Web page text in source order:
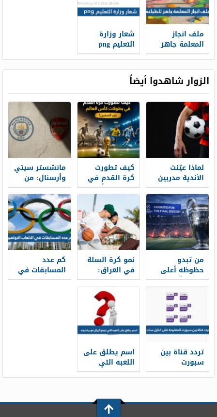
ملف انجاز
المعلمة جاهز
للطباعه 1448
شعار وزارة
التعليم png
الجديد 1448
الزوار شاهدوا أيضاً
لماذا عيّنت
الأندية مدربين
للكرات الثابتة
كيف تطورت
كرة القدم في
بطولات كأس
العالم عبر
السنين؟
مانشستر سيتي
وأرسنال: من
سيفوز بلقب
الدوري
الإنجليزي في
2025-2026؟
من تبدو
حظوظه أعلى
لرفع كأس
دوري الأبطال
هذا الموسم؟
نمو كرة السلة
في العراق:
هيكل الدوري
والاستثمارات
وأكاديميات
الشباب
كم عدد
المسابقات في
الالعاب
تردد قناة بين
سبورت
المفتوحة على
اسم يطلق على
اللعبه التي
تجمع الريال مع